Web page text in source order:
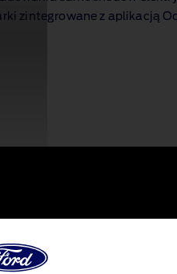
zintegrowane z aplikacją
usługa ładowania.